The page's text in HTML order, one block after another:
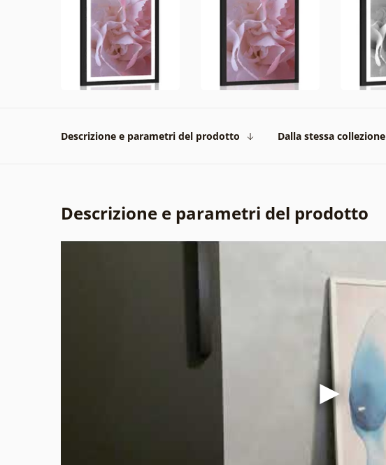
Descrizione e parametri del prodotto Dalla stessa collezione
Descrizione e parametri del prodotto